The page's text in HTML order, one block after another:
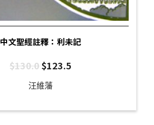
中文聖經註釋：利未記
$130.0$123.5
汪維藩